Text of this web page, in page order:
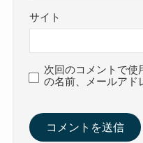
サイト
次回のコメントで使
の名前、メールアド